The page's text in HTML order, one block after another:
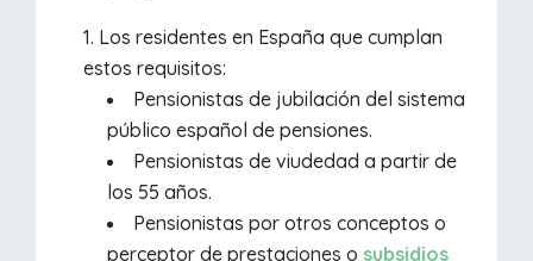
Los residentes en España que cumplan
estos requisitos:
Pensionistas de jubilación del sistema
público español de pensiones.
Pensionistas de viudedad a partir de
los 55 años.
Pensionistas por otros conceptos o
perceptor de prestaciones o subsidios